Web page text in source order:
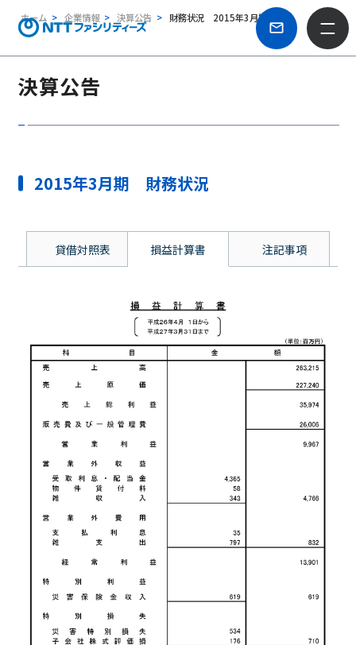
ホーム 企業情報 決算公告 財務状況 2015年3月期
決算公告
2015年3月期 財務状況
貸借対照表 損益計算書 注記事項